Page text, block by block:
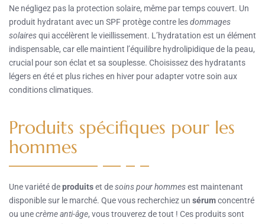
Ne négligez pas la protection solaire, même par temps couvert. Un
produit hydratant avec un SPF protège contre lesdommages
solairesqui accélèrent le vieillissement. L’hydratation est un élément
indispensable, car elle maintient l’équilibre hydrolipidique de la peau,
crucial pour son éclat et sa souplesse. Choisissez des hydratants
légers en été et plus riches en hiver pour adapter votre soin aux
conditions climatiques.
Produits spécifiques pour les
hommes
Une variété deproduitset desoins pour hommesest maintenant
disponible sur le marché. Que vous recherchiez un sérumconcentré
ou unecrème anti-âge, vous trouverez de tout ! Ces produits sont